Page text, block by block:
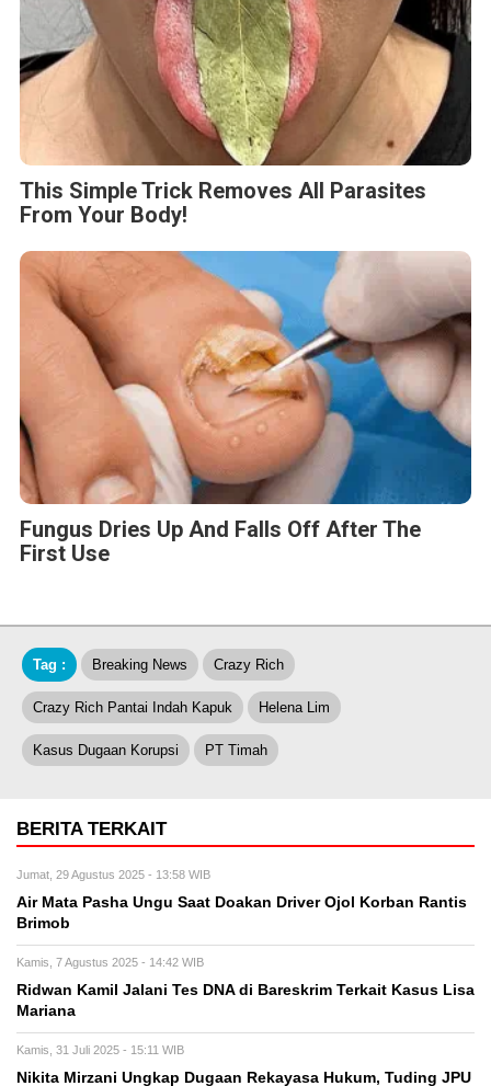
This Simple Trick Removes All Parasites
From Your Body!
Fungus Dries Up And Falls Off After The
First Use
Tag : Breaking News Crazy Rich
Crazy Rich Pantai Indah Kapuk Helena Lim
Kasus Dugaan Korupsi PT Timah
BERITA TERKAIT
Jumat, 29 Agustus 2025 - 13:58 WIB
Air Mata Pasha Ungu Saat Doakan Driver Ojol Korban Rantis
Brimob
Kamis, 7 Agustus 2025 - 14:42 WIB
Ridwan Kamil Jalani Tes DNA di Bareskrim Terkait Kasus Lisa
Mariana
Kamis, 31 Juli 2025 - 15:11 WIB
Nikita Mirzani Ungkap Dugaan Rekayasa Hukum, Tuding JPU